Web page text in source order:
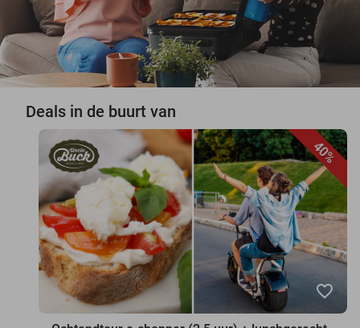
Deals in de buurt van
40%
favorite_border